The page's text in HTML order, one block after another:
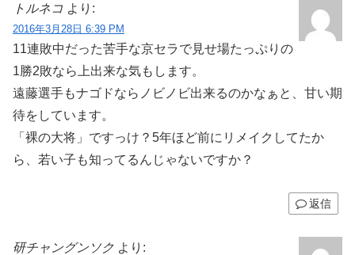
トルネコ より:
2016年3月28日 6:39 PM
11連敗中だった苦手な京セラで見せ場たっぷりの
1勝2敗なら上出来な気もします。
遠藤選手もナゴドならノビノビ出来るのかなぁと、甘い期
待をしています。
「裸の大将」ですっけ？5年ほど前にリメイクしてたか
ら、若い子も知ってるんじゃないですか？
返信
研チャングンソク より: